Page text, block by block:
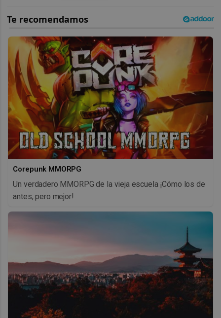
Corepunk MMORPG
Un verdadero MMORPG de la vieja escuela ¡Cómo los de
antes, pero mejor!